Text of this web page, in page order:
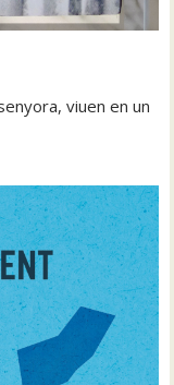
viuen en un